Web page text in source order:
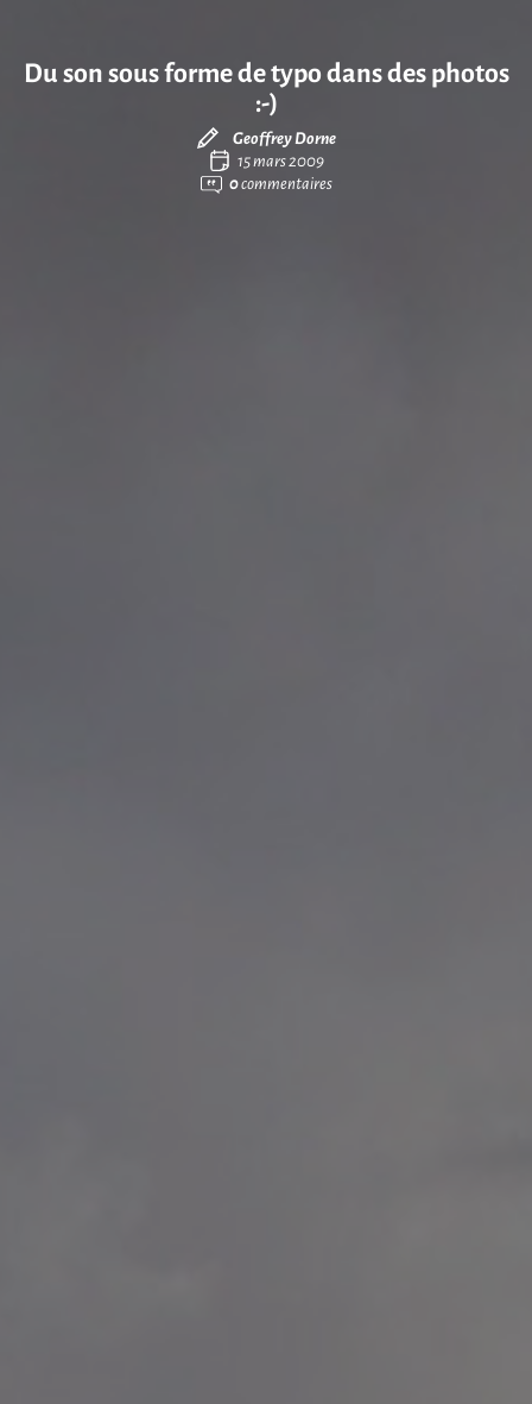
Du son sous forme de typo dans des photos
:-)
Geoffrey Dorne
15 mars 2009
0commentaires